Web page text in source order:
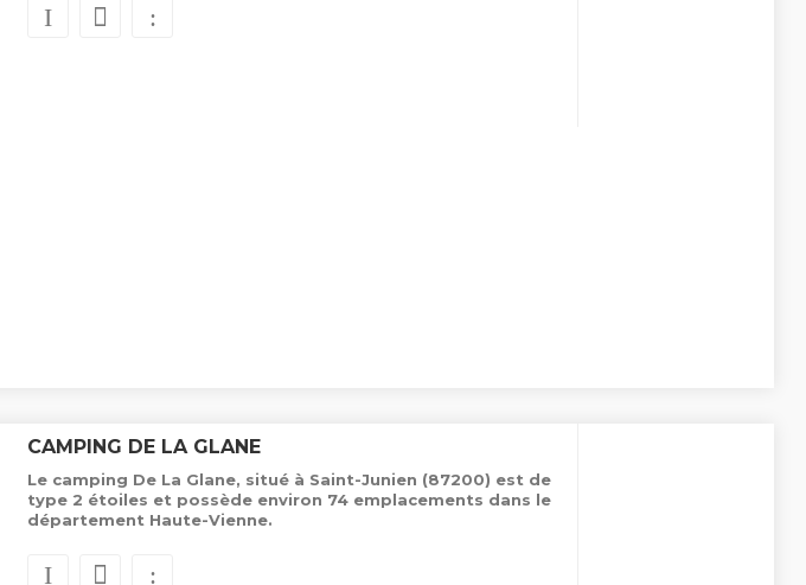
CAMPING DE LA GLANE
Le camping De La Glane, situé à Saint-Junien (87200) est de
type 2 étoiles et possède environ 74 emplacements dans le
département Haute-Vienne.